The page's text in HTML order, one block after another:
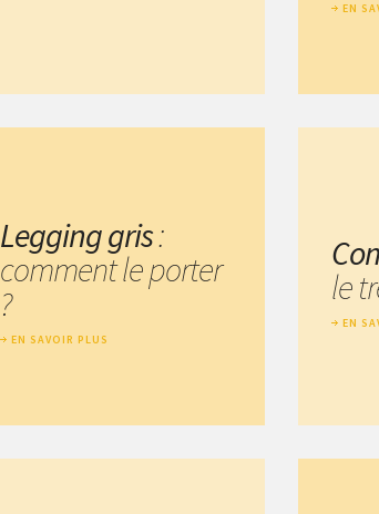
EN
Legging gris:
comment le porter
?
EN SAVOIR PLUS
le
EN